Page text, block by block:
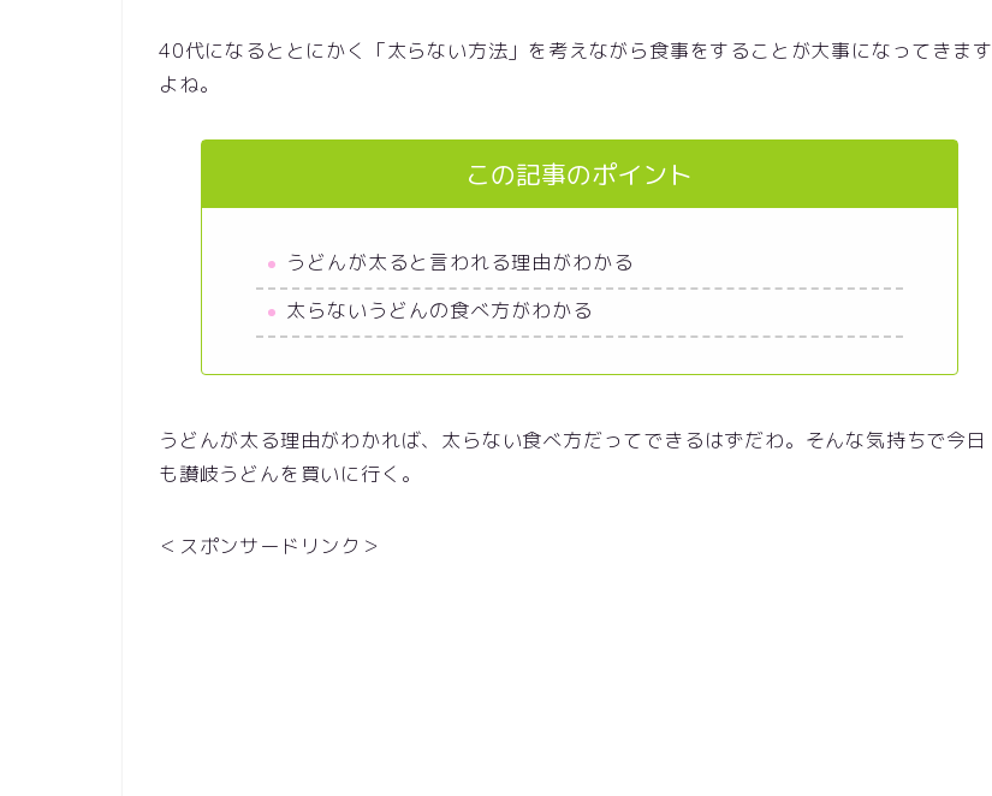
40代になるととにかく「太らない方法」を考えながら食事をすることが大事になってきます
よね。
この記事のポイント
うどんが太ると言われる理由がわかる
太らないうどんの食べ方がわかる
うどんが太る理由がわかれば、太らない食べ方だってできるはずだわ。そんな気持ちで今日
も讃岐うどんを買いに行く。
＜スポンサードリンク＞